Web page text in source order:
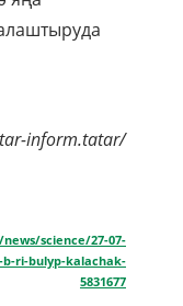
inform.tatar/
science/27-07-
ri-bulyp-kalachak-
5831677